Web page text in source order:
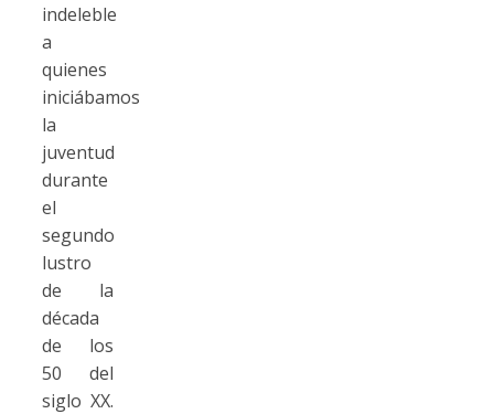
indeleble
a
quienes
iniciábamos
la
juventud
durante
el
segundo
lustro
de la
década
de los
50 del
siglo XX.